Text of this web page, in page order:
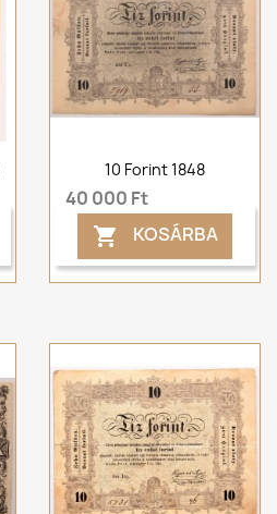
10 Forint 1848
40 000 Ft
 KOSÁRBA